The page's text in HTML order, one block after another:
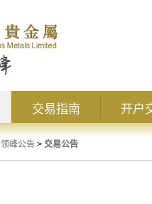
交易指南 开户
领峰公告 > 交易公告